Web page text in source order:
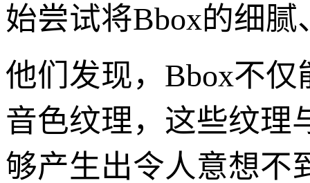
始尝试将Bbox的细
他们发现，Bbox不
音色纹理，这些纹理
够产生出令人意想不